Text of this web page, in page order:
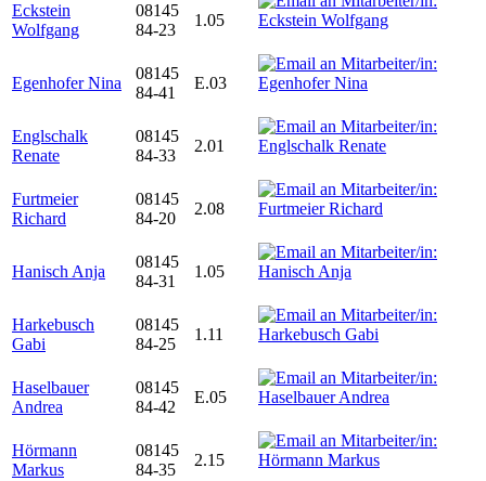
Eckstein
Wolfgang
08145
84-23
1.05
Egenhofer Nina
08145
84-41
E.03
Englschalk
Renate
08145
84-33
2.01
Furtmeier
Richard
08145
84-20
2.08
Hanisch Anja
08145
84-31
1.05
Harkebusch
Gabi
08145
84-25
1.11
Haselbauer
Andrea
08145
84-42
E.05
Hörmann
Markus
08145
84-35
2.15